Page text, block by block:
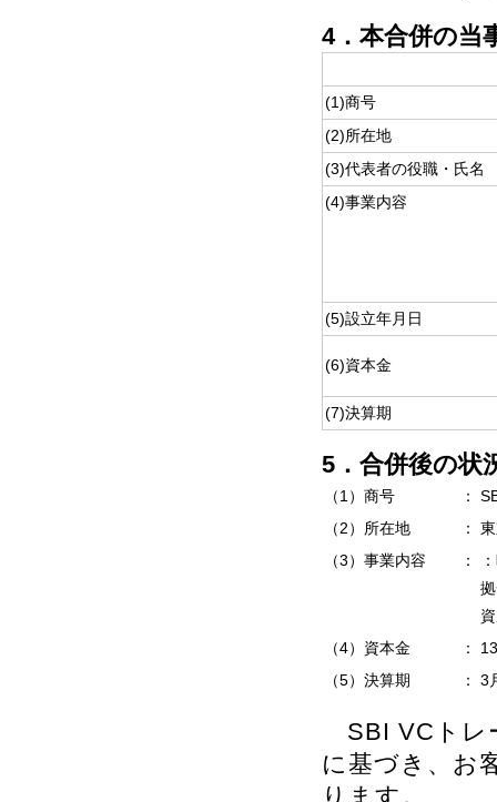
4．本合併の当
(1)商号
(2)所在地
(3)代表者の役職・氏名
(4)事業内容
(5)設立年月日
(6)資本金
(7)決算期
5．合併後の状
（1）商号 ：
（2）所在地
：
（3）事業内容
：
（4）資本金
：
（5）決算期
： 3
SBI VCトレ
に基づき、お
ります。